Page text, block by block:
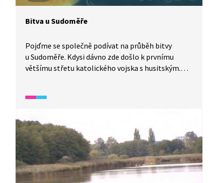
Bitva u Sudoměře
Pojďme se společně podívat na průběh bitvy
u Sudoměře. Kdysi dávno zde došlo k prvnímu
většímu střetu katolického vojska s husitským.
a bohatými, což se bohatým moc nelíbilo. Husité
donutili katolické vojsko k ústupu. Nejslavnějším
velitelem husitů byl Jan Žižka a na místě
u Sudoměře má nyní 16 metrů vysokou sochu.